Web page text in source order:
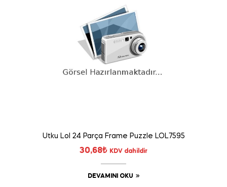
Utku Lol 24 Parça Frame Puzzle LOL7595
30,68₺ KDV dahildir
DEVAMINI OKU